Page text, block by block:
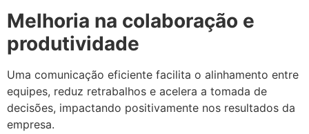
Melhoria na colaboração e
produtividade
Uma comunicação eficiente facilita o alinhamento entre
equipes, reduz retrabalhos e acelera a tomada de
decisões, impactando positivamente nos resultados da
empresa.